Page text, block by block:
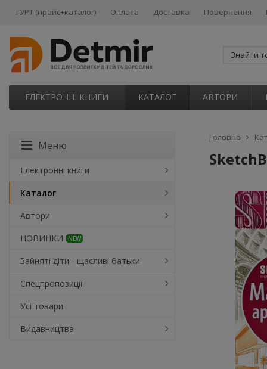
ГУРТ (прайс+каталог) Оплата Доставка Повернення
ЕЛЕКТРОННІ КНИГИ КАТАЛОГ АВТОРИ
Головна
Меню
Електронні книги
Каталог
Автори
НОВИНКИ
NEW
Зайняті діти - щасливі батьки
Спецпропозиції
Усі товари
Видавництва